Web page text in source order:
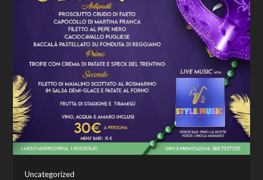
Uncategorized